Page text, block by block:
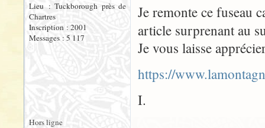
Lieu : Tuckborough près de
Chartres
Inscription : 2001
Messages : 5 117
Je remonte ce fuseau
article surprenant au
Je vous laisse
https://
I.
Hors ligne